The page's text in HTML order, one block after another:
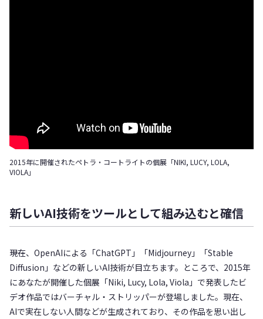
2015年に開催されたペトラ・コートライトの個展「NIKI, LUCY, LOLA,
VIOLA」
新しいAI技術をツールとして組み込むと確信
――現在、OpenAIによる「ChatGPT」「Midjourney」「Stable
Diffusion」などの新しいAI技術が目立ちます。ところで、2015年
にあなたが開催した個展「Niki, Lucy, Lola, Viola」で発表したビ
デオ作品ではバーチャル・ストリッパーが登場しました。現在、
AIで実在しない人間などが生成されており、その作品を思い出し